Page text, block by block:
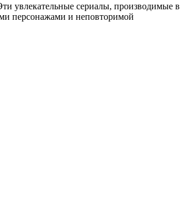
увлекательные сериалы, производимые в
персонажами и неповторимой